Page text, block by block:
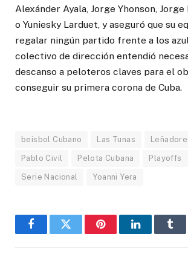
Alexánder Ayala, Jorge Yhonson,
o Yuniesky Larduet, y aseguró que su
regalar ningún partido frente a los
colectivo de dirección entendió
descanso a peloteros claves para el
conseguir su primera corona de Cuba.
beisbol Cubano Las Tunas
Pablo Civil Pelota Cubana Playoffs
Serie Nacional Yoanni Yera
FacebookTwitter PinterestLinkedIn